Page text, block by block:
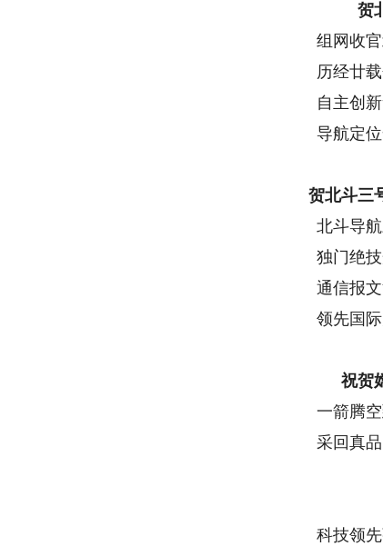
贺
组网收
历经廿
自主创
导航定
贺北斗三
北斗导
独门绝
通信报
领先国
祝贺
一箭腾
采回真
科技领